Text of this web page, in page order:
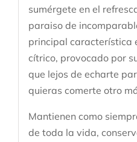
sumérgete en el
paraiso de
principal característica
cítrico, provocado por
que lejos de echarte
quieras comerte otro
Mantienen como
de toda la vida,